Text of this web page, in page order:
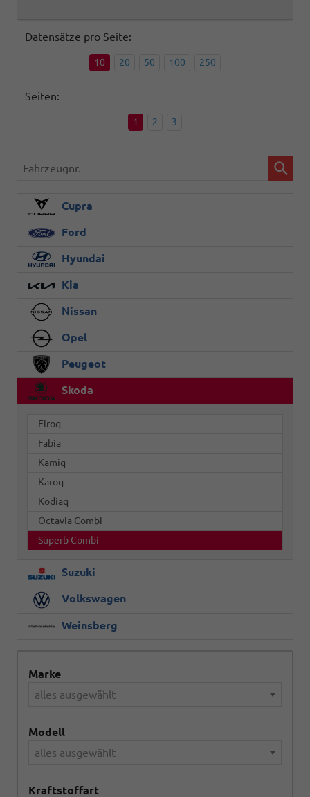
Datensätze pro Seite:
10 20 50 100 250
Seiten:
1 2 3
Fahrzeugnr.
Cupra
Ford
Hyundai
Kia
Nissan
Opel
Peugeot
Skoda
Elroq
Fabia
Kamiq
Karoq
Kodiaq
Octavia Combi
Superb Combi
Suzuki
Volkswagen
Weinsberg
Marke
alles ausgewählt
Modell
alles ausgewählt
Kraftstoffart